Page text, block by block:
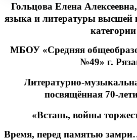
Гольцова Елена
языка и литературы высшей
категории
МБОУ «Средняя
№49» г.
Литературно-
посвящённая 70-
«Встань, войны
Время, перед памятью